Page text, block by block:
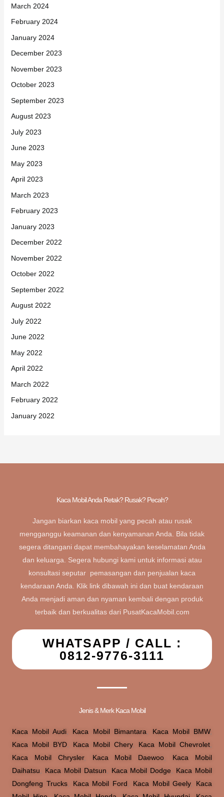
March 2024
February 2024
January 2024
December 2023
November 2023
October 2023
September 2023
August 2023
July 2023
June 2023
May 2023
April 2023
March 2023
February 2023
January 2023
December 2022
November 2022
October 2022
September 2022
August 2022
July 2022
June 2022
May 2022
April 2022
March 2022
February 2022
January 2022
Kaca Mobil Anda Retak? Rusak? Pecah?
Jangan biarkan kaca mobil yang pecah atau rusak
mengganggu keamanan dan kenyamanan Anda. Bila tidak
segera ditangani dapat membahayakan keselamatan Anda
dan keluarga. Segera hubungi kami untuk informasi atau
konsultasi seputar pemasangan dan penjualan kaca
kendaraan Anda. Klik link dibawah ini dan buat kendaraan
Anda menjadi aman dan nyaman kembali dengan produk
terbaik dan berkualitas dari PusatKacaMobil.com
WHATSAPP / CALL :
0812-9776-3111
Jenis & Merk Kaca Mobil
Kaca Mobil Audi Kaca Mobil Bimantara Kaca Mobil BMW,
Kaca Mobil BYD
Kaca Mobil Chery, Kaca Mobil Chevrolet
Kaca Mobil Chrysler, Kaca Mobil Daewoo
Kaca Mobil
Daihatsu
Kaca Mobil Datsun Kaca Mobil Dodge
Kaca Mobil
Dongfeng Trucks, Kaca Mobil Ford Kaca Mobil Geely, Kaca